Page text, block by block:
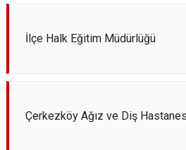
Malkara
Muratlı
İlçe Halk Eğitim Müdürlüğü
Çerkezköy Ağız ve Diş